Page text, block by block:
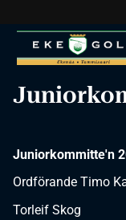
Juniorkommitte'n
Ordförande Timo
Torleif Skog